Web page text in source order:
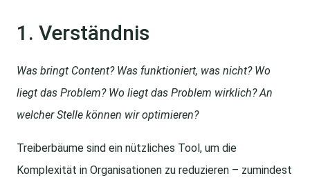
1. Verständnis
Was bringt Content? Was funktioniert, was nicht? Wo
liegt das Problem? Wo liegt das Problem wirklich? An
welcher Stelle können wir optimieren?
Treiberbäume sind ein nützliches Tool, um die
Komplexität in Organisationen zu reduzieren – zumindest